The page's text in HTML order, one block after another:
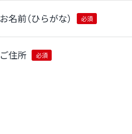
お名前（ひらがな） 必須
ご住所 必須